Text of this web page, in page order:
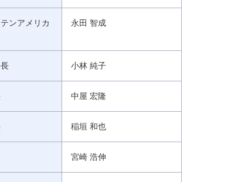
ンアメリカ
永田 智成
小林 純子
中屋 宏隆
稲垣 和也
宮崎 浩伸